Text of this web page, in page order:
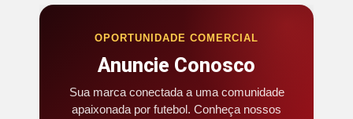
OPORTUNIDADE COMERCIAL
Anuncie Conosco
Sua marca conectada a uma comunidade
apaixonada por futebol. Conheça nossos